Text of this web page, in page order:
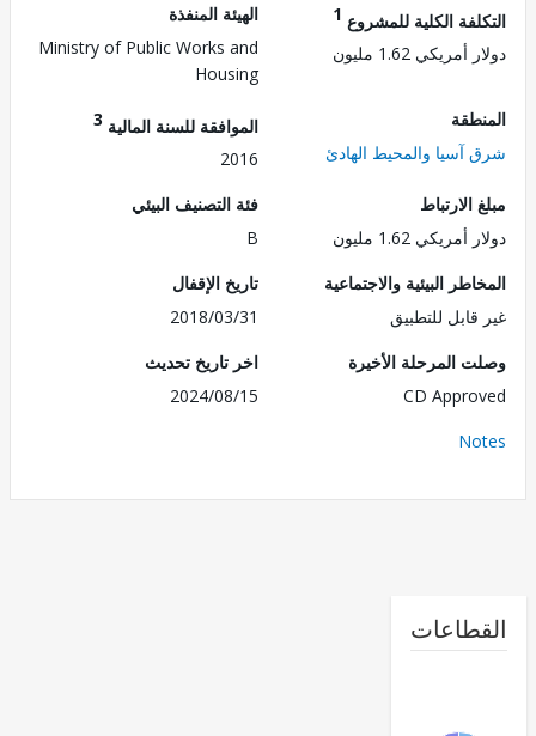
الكلية للمشروع1
1.62 مليون
الهيئة المنفذة
Ministry of Public Works and
Housing
والمحيط الهادئ
الموافقة للسنة المالية3
1.62 مليون
فئة التصنيف البيئي
البيئية والاجتماعية
للتطبيق
تاريخ الإقفال
2018/03/31
المرحلة الأخيرة
CD
اخر تاريخ تحديث
2024/08/15